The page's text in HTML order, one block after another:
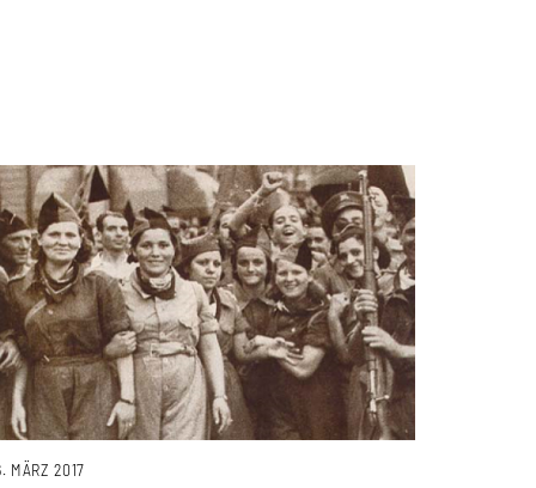
MÄRZ 2017